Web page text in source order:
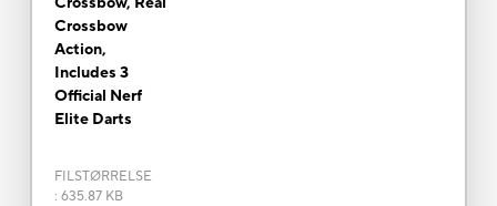
Crossbow
Action,
Includes 3
Official Nerf
Elite Darts
FILSTØRRELSE
: 635.87 KB